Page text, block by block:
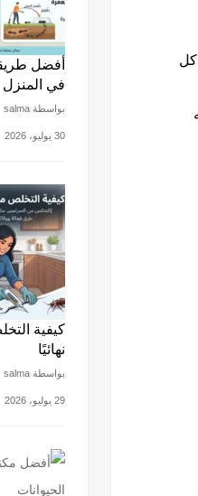
كل
أفضل
في المنزل
بواسطة salma
30 يوليو، 2026
كيفية
نهائيًا
بواسطة salma
29 يوليو، 2026